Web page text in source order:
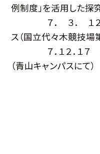
例制度」を活用した探
７． ３． １２
ス（国立代々木競技場
７．１２．１７
（青山キャンパスにて）